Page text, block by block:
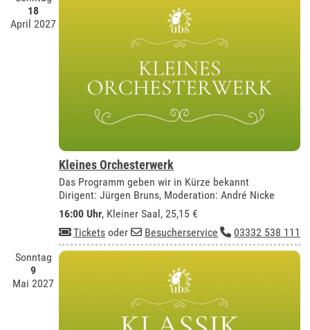
18
April 2027
Kleines Orchesterwerk
Das Programm geben wir in Kürze bekannt
Dirigent: Jürgen Bruns, Moderation: André Nicke
16:00 Uhr, Kleiner Saal, 25,15 €
Tickets oder Besucherservice
03332 538 111
Sonntag
9
Mai 2027